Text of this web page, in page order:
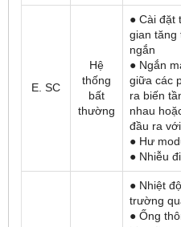
E. SC
Hệ
thống
bất
thường
● Cài đặt
gian tăng
ngắn
● Ngắn
giữa các
ra biến
nhau
đầu ra
● Hư
● Nhiễu
● Nhiệt
trường
● Ống